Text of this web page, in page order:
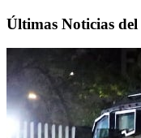
Últimas Noticias